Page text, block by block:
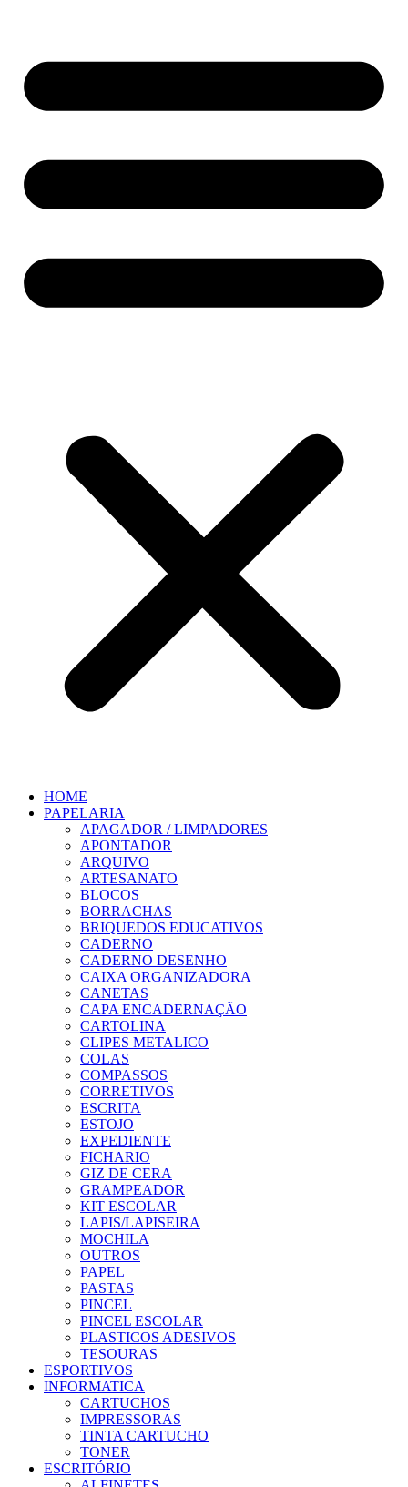
HOME
PAPELARIA
APAGADOR / LIMPADORES
APONTADOR
ARQUIVO
ARTESANATO
BLOCOS
BORRACHAS
BRIQUEDOS EDUCATIVOS
CADERNO
CADERNO DESENHO
CAIXA ORGANIZADORA
CANETAS
CAPA ENCADERNAÇÃO
CARTOLINA
CLIPES METALICO
COLAS
COMPASSOS
CORRETIVOS
ESCRITA
ESTOJO
EXPEDIENTE
FICHARIO
GIZ DE CERA
GRAMPEADOR
KIT ESCOLAR
LAPIS/LAPISEIRA
MOCHILA
OUTROS
PAPEL
PASTAS
PINCEL
PINCEL ESCOLAR
PLASTICOS ADESIVOS
TESOURAS
ESPORTIVOS
INFORMATICA
CARTUCHOS
IMPRESSORAS
TINTA CARTUCHO
TONER
ESCRITÓRIO